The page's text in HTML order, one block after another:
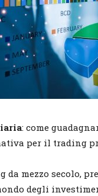
: come
per il trading
da mezzo secolo,
degli